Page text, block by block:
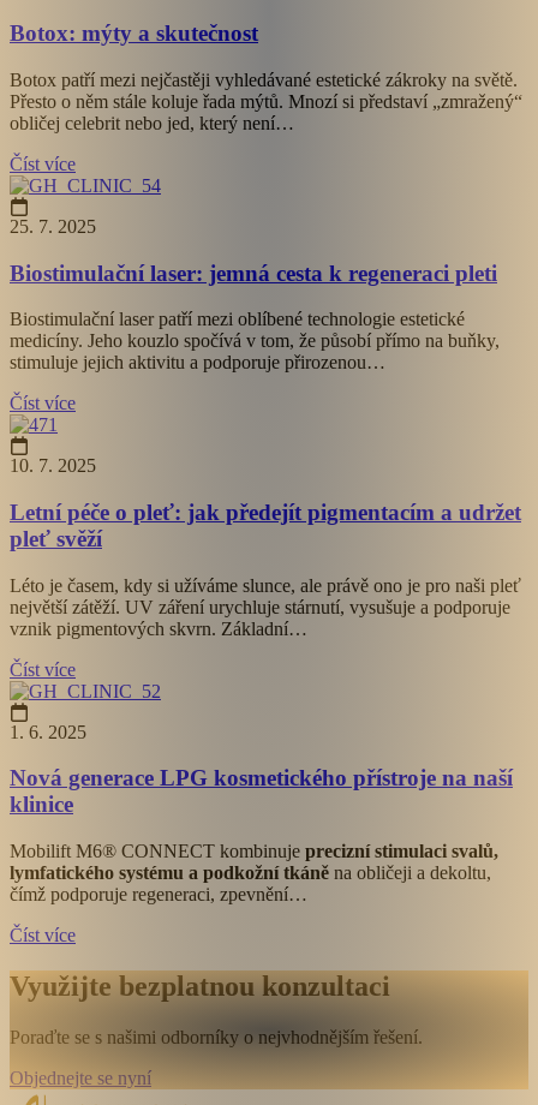
Botox: mýty a skutečnost
Botox patří mezi nejčastěji vyhledávané estetické zákroky na světě.
Přesto o něm stále koluje řada mýtů. Mnozí si představí „zmražený“
obličej celebrit nebo jed, který není…
Číst více
25. 7. 2025
Biostimulační laser: jemná cesta k regeneraci pleti
Biostimulační laser patří mezi oblíbené technologie estetické
medicíny. Jeho kouzlo spočívá v tom, že působí přímo na buňky,
stimuluje jejich aktivitu a podporuje přirozenou…
Číst více
10. 7. 2025
Letní péče o pleť: jak předejít pigmentacím a udržet
pleť svěží
Léto je časem, kdy si užíváme slunce, ale právě ono je pro naši pleť
největší zátěží. UV záření urychluje stárnutí, vysušuje a podporuje
vznik pigmentových skvrn. Základní…
Číst více
1. 6. 2025
Nová generace LPG kosmetického přístroje na naší
klinice
Mobilift M6® CONNECT kombinuje precizní stimulaci svalů,
lymfatického systému a podkožní tkáně na obličeji a dekoltu,
čímž podporuje regeneraci, zpevnění…
Číst více
Využijte bezplatnou konzultaci
Poraďte se s našimi odborníky o nejvhodnějším řešení.
Objednejte se nyní